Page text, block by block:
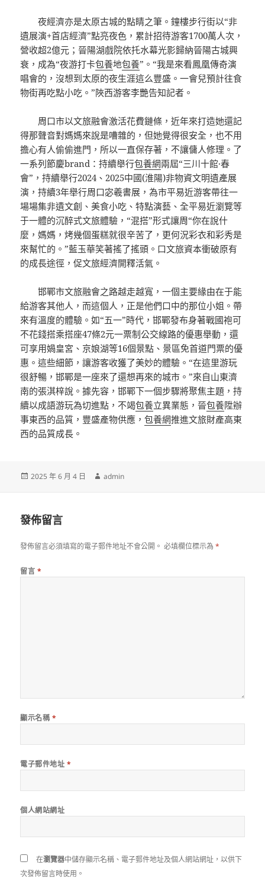
夜經濟亦是太原古城的點睛之筆。鐘樓步行街以“非
遺展演+首店經濟”點亮夜色，累計招待游客1700萬人次，
營收超2億元；晉陽湖戲院依托水幕光影歸納晉陽古城興
衰，成為“夜游打卡包養地包養”。“我是來看鳳凰傳奇演
唱會的，沒想到太原的夜生涯這么豐盛。一會兒預計往食
物街再吃點小吃。”陜西游客李艷告知記者。
周口市以文旅融會激活花費鏈條，近年來打造她還記
得那聲音對媽媽來說是嘈雜的，但她覺得很安全，也不用
擔心有人偷偷進門，所以一直保存著，不讓傭人修理。了
一系列節慶brand：持續舉行包養網兩屆“三川十館·春
會”，持續舉行2024、2025中國(淮陽)非物資文明遺產展
演，持續3年舉行周口宓羲書展，為市平易近游客帶往一
場場集非遺文創、美食小吃、特點演藝、全平易近瀏覽等
于一體的沉醉式文旅體驗，“混搭”形式讓周“你在說什
麼，媽媽，烤幾個蛋糕就很辛苦了，更何況彩衣和彩秀是
來幫忙的。”藍玉華笑著搖了搖頭。口文旅資本衝破原有
的成長途徑，促文旅經濟開釋活氣。
邯鄲市文旅融會之路越走越寬，一個主要緣由在于能
給游客其他人，而這個人，正是他們口中的那位小姐。帶
來有溫度的體驗。如“五一”時代，邯鄲發布身著戰國袍可
不花錢搭乘搭座47條2元一票制公交線路的優惠舉動，還
可享用媧皇宮、京娘湖等16個景點、景區免首道門票的優
惠。這些細節，讓游客收獲了美妙的體驗。“在這里游玩
很舒暢，邯鄲是一座來了還想再來的城市。”來自山東濟
南的張淇梓說。據先容，邯鄲下一個步驟將聚焦主題，持
續以成語游玩為切進點，不竭包養立異業態，晉包養陞辦
事東西的品質，豐盛產物供應，包養網推進文旅財產高東
西的品質成長。
發
2025 年 6 月 4 日
作
admin
發佈留言
發佈留言必須填寫的電子郵件地址不會公開。 必填欄位標示為*
留言 *
顯示名稱 *
電子郵件地址 *
個人網站網址
在瀏覽器中儲存顯示名稱、電子郵件地址及個人網站網址，以供下
次發佈留言時使用。